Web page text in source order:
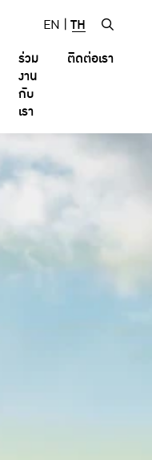
EN |TH
ร่วม
งาน
กับ
เรา
ติดต่อเรา